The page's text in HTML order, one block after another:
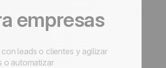
empresas
leads o clientes y agilizar
o automatizar